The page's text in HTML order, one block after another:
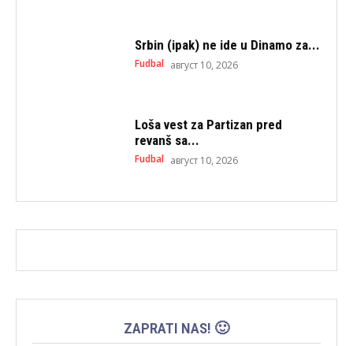
Srbin (ipak) ne ide u Dinamo za...
Fudbal август 10, 2026
Loša vest za Partizan pred
revanš sa...
Fudbal август 10, 2026
ZAPRATI NAS! 🙂